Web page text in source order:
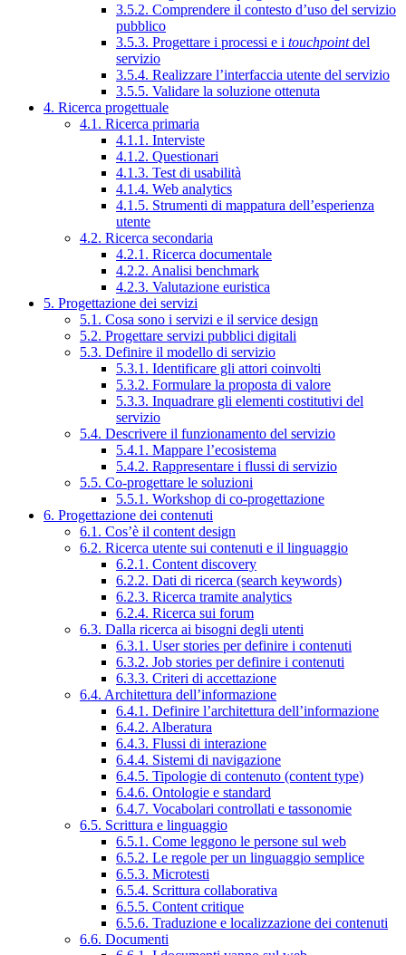
3.5.2. Comprendere il contesto d’uso del servizio
pubblico
3.5.3. Progettare i processi e i touchpointdel
servizio
3.5.4. Realizzare l’interfaccia utente del servizio
3.5.5. Validare la soluzione ottenuta
4. Ricerca progettuale
4.1. Ricerca primaria
4.1.1. Interviste
4.1.2. Questionari
4.1.3. Test di usabilità
4.1.4. Web analytics
4.1.5. Strumenti di mappatura dell’esperienza
utente
4.2. Ricerca secondaria
4.2.1. Ricerca documentale
4.2.2. Analisi benchmark
4.2.3. Valutazione euristica
5. Progettazione dei servizi
5.1. Cosa sono i servizi e il service design
5.2. Progettare servizi pubblici digitali
5.3. Definire il modello di servizio
5.3.1. Identificare gli attori coinvolti
5.3.2. Formulare la proposta di valore
5.3.3. Inquadrare gli elementi costitutivi del
servizio
5.4. Descrivere il funzionamento del servizio
5.4.1. Mappare l’ecosistema
5.4.2. Rappresentare i flussi di servizio
5.5. Co-progettare le soluzioni
5.5.1. Workshop di co-progettazione
6. Progettazione dei contenuti
6.1. Cos’è il content design
6.2. Ricerca utente sui contenuti e il linguaggio
6.2.1. Content discovery
6.2.2. Dati di ricerca (search keywords)
6.2.3. Ricerca tramite analytics
6.2.4. Ricerca sui forum
6.3. Dalla ricerca ai bisogni degli utenti
6.3.1. User stories per definire i contenuti
6.3.2. Job stories per definire i contenuti
6.3.3. Criteri di accettazione
6.4. Architettura dell’informazione
6.4.1. Definire l’architettura dell’informazione
6.4.2. Alberatura
6.4.3. Flussi di interazione
6.4.4. Sistemi di navigazione
6.4.5. Tipologie di contenuto (content type)
6.4.6. Ontologie e standard
6.4.7. Vocabolari controllati e tassonomie
6.5. Scrittura e linguaggio
6.5.1. Come leggono le persone sul web
6.5.2. Le regole per un linguaggio semplice
6.5.3. Microtesti
6.5.4. Scrittura collaborativa
6.5.5. Content critique
6.5.6. Traduzione e localizzazione dei contenuti
6.6. Documenti